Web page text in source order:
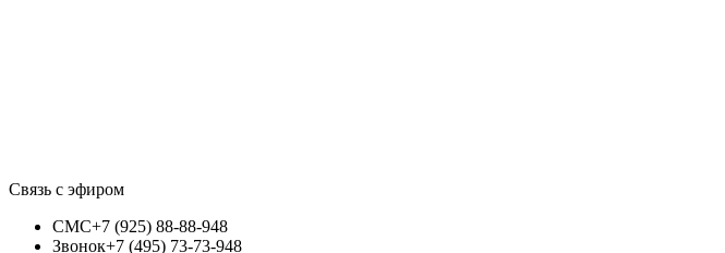
Связь с эфиром
СМС+7 (925) 88-88-948
Звонок+7 (495) 73-73-948